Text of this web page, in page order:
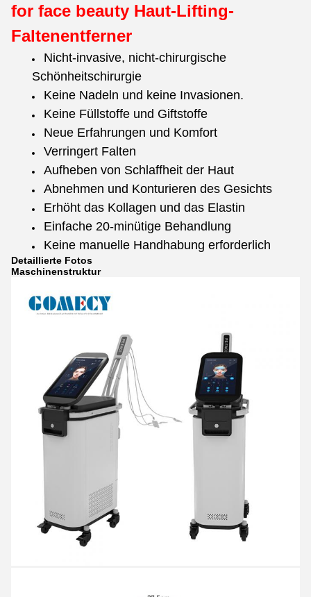
for face beauty Haut-Lifting-
Faltenentferner
Nicht-invasive, nicht-chirurgische
Schönheitschirurgie
Keine Nadeln und keine Invasionen.
Keine Füllstoffe und Giftstoffe
Neue Erfahrungen und Komfort
Verringert Falten
Aufheben von Schlaffheit der Haut
Abnehmen und Konturieren des Gesichts
Erhöht das Kollagen und das Elastin
Einfache 20-minütige Behandlung
Keine manuelle Handhabung erforderlich
Detaillierte Fotos
Maschinenstruktur